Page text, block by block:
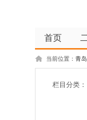
首页
当前位置： 青
栏目分类：